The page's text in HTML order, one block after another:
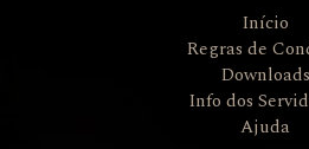
Início
Regras de
Downloads
Info dos
Ajuda